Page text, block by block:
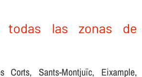
todas las zonas de
Corts, Sants-Montjuïc, Eixample,